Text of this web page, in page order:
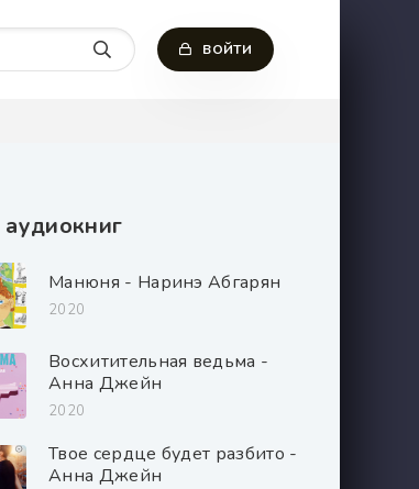
ВОЙТИ
аудиокниг
Манюня - Наринэ Абгарян
2020
Восхитительная ведьма -
Анна Джейн
2020
Твое сердце будет разбито -
Анна Джейн